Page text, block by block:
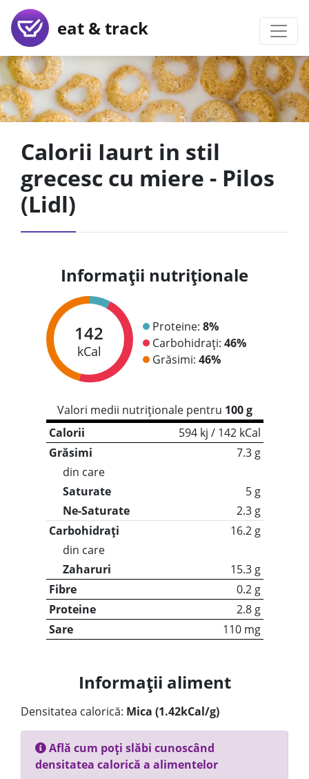
eat & track
Calorii Iaurt in stil
grecesc cu miere - Pilos
(Lidl)
Informații nutriționale
142
kCal
Proteine: 8%
Carbohidrați: 46%
Grăsimi: 46%
Valori medii nutriționale pentru 100 g
Calorii
594 kj / 142 kCal
Grăsimi
7.3 g
din care
Saturate
5 g
Ne-Saturate
2.3 g
Carbohidrați
16.2 g
din care
Zaharuri
15.3 g
Fibre
0.2 g
Proteine
2.8 g
Sare
110 mg
Informații aliment
Densitatea calorică: Mica (1.42kCal/g)
Află cum poți slăbi cunoscând
densitatea calorică a alimentelor